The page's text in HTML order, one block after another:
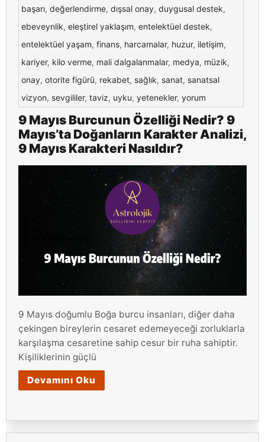
başarı, değerlendirme, dışsal onay, duygusal destek,
ebeveynlik, eleştirel yaklaşım, entelektüel destek,
entelektüel yaşam, finans, harcamalar, huzur, iletişim,
kariyer, kilo verme, mali dalgalanmalar, medya, müzik,
onay, otorite figürü, rekabet, sağlık, sanat, sanatsal
vizyon, sevgililer, taviz, uyku, yetenekler, yorum
9 Mayıs Burcunun Özelliği Nedir? 9
Mayıs’ta Doğanların Karakter Analizi,
9 Mayıs Karakteri Nasıldır?
9 Mayıs doğumlu Boğa burcu insanları, diğer daha
çekingen bireylerin cesaret edemeyeceği zorluklarla
karşılaşma cesaretine sahip cesur bir ruha sahiptir.
Kişiliklerinin güçlü
Devamını Oku